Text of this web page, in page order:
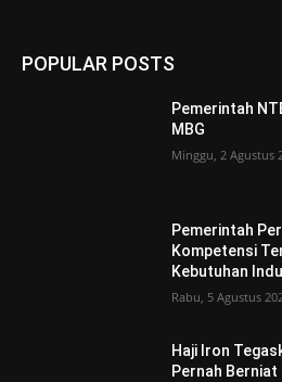
POPULAR POSTS
Pemerintah
MBG
Minggu, 2 Agustus
Pemerintah
Kompetensi
Kebutuhan
Rabu, 5 Agustus
Haji Iron
Pernah Berniat